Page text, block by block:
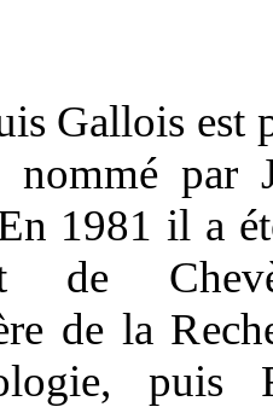
Gallois est
nommé par
1981 il a
de
de la
puis